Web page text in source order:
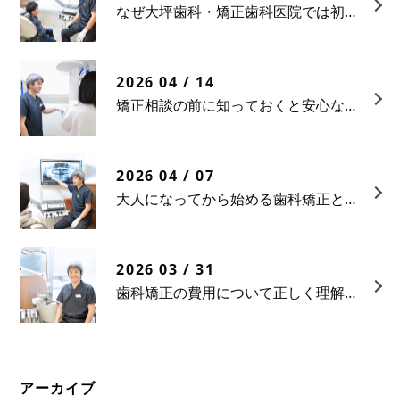
なぜ大坪歯科・矯正歯科医院では初診相談料をいただいているのか
2026 04 / 14
矯正相談の前に知っておくと安心なポイント
2026 04 / 07
大人になってから始める歯科矯正という選択
2026 03 / 31
歯科矯正の費用について正しく理解する
アーカイブ